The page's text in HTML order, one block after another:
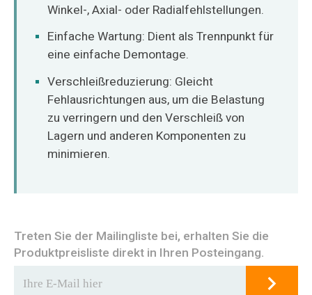
Winkel-, Axial- oder Radialfehlstellungen.
Einfache Wartung: Dient als Trennpunkt für
eine einfache Demontage.
Verschleißreduzierung: Gleicht
Fehlausrichtungen aus, um die Belastung
zu verringern und den Verschleiß von
Lagern und anderen Komponenten zu
minimieren.
Treten Sie der Mailingliste bei, erhalten Sie die
Produktpreisliste direkt in Ihren Posteingang.